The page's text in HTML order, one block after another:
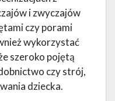
i zwyczajów
czy porami
wykorzystać
szeroko pojętą
czy strój,
dziecka.